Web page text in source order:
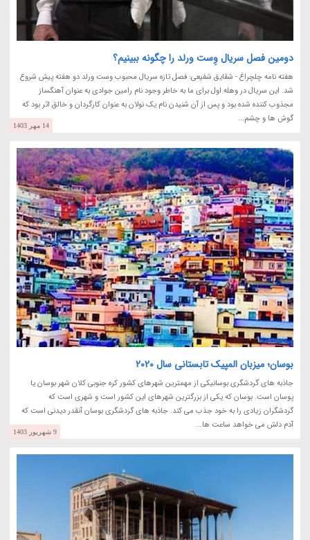
دومین فصل سریال وِست ورلد را چگونه ببینیم؟
هفته نامه چلچراغ - شقایق شفیعی: فصل تازه سریال محبوب وست ورلد دو هفته پیش شروع
شد. این سریال در وهله اول برای ما به خاطر وجود نام رامین جوادی به عنوان آهنگساز
مجذوب کننده شده بود و پس از آن شنیدن نام یک نولان به عنوان کارگردان و خالق اثر بود که
گوش ها و چشم...
14 مهر 1403
بوسان؛ میزبان المپیک تابستانی سال 2020
جاذبه های گردشگری بوسانیکی از مهمترین شهرهای کشور کره جنوبی کلان شهر بوسان یا
پوسان است. بوسان که یکی از بزرگترین شهرهای این کشور است و شهری است که
گردشگران زیادی را به خود جذب می کند. جاذبه های گردشگری بوسان آنقدر دیدنی است که
آدم دلش می خواهد ساعت ها...
9 شهریور 1403